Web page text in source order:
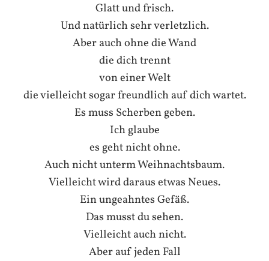
Glatt und frisch.
Und natürlich sehr verletzlich.
Aber auch ohne die Wand
die dich trennt
von einer Welt
die vielleicht sogar freundlich auf dich wartet.
Es muss Scherben geben.
Ich glaube
es geht nicht ohne.
Auch nicht unterm Weihnachtsbaum.
Vielleicht wird daraus etwas Neues.
Ein ungeahntes Gefäß.
Das musst du sehen.
Vielleicht auch nicht.
Aber auf jeden Fall